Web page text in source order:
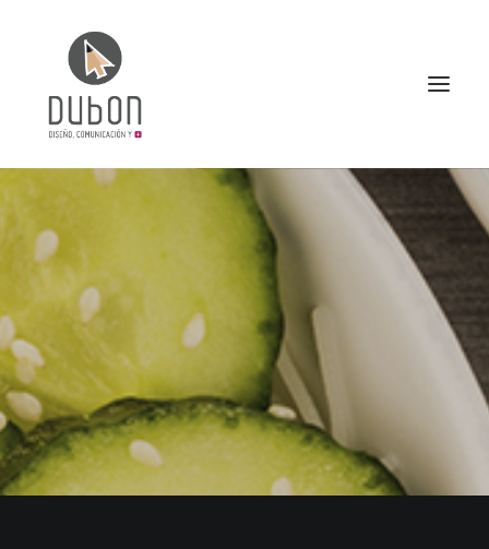
INICIO
NOTICIAS
CONÓCENOS
SERVICIOS
PROYECTOS
CONTACTO
SEARCH